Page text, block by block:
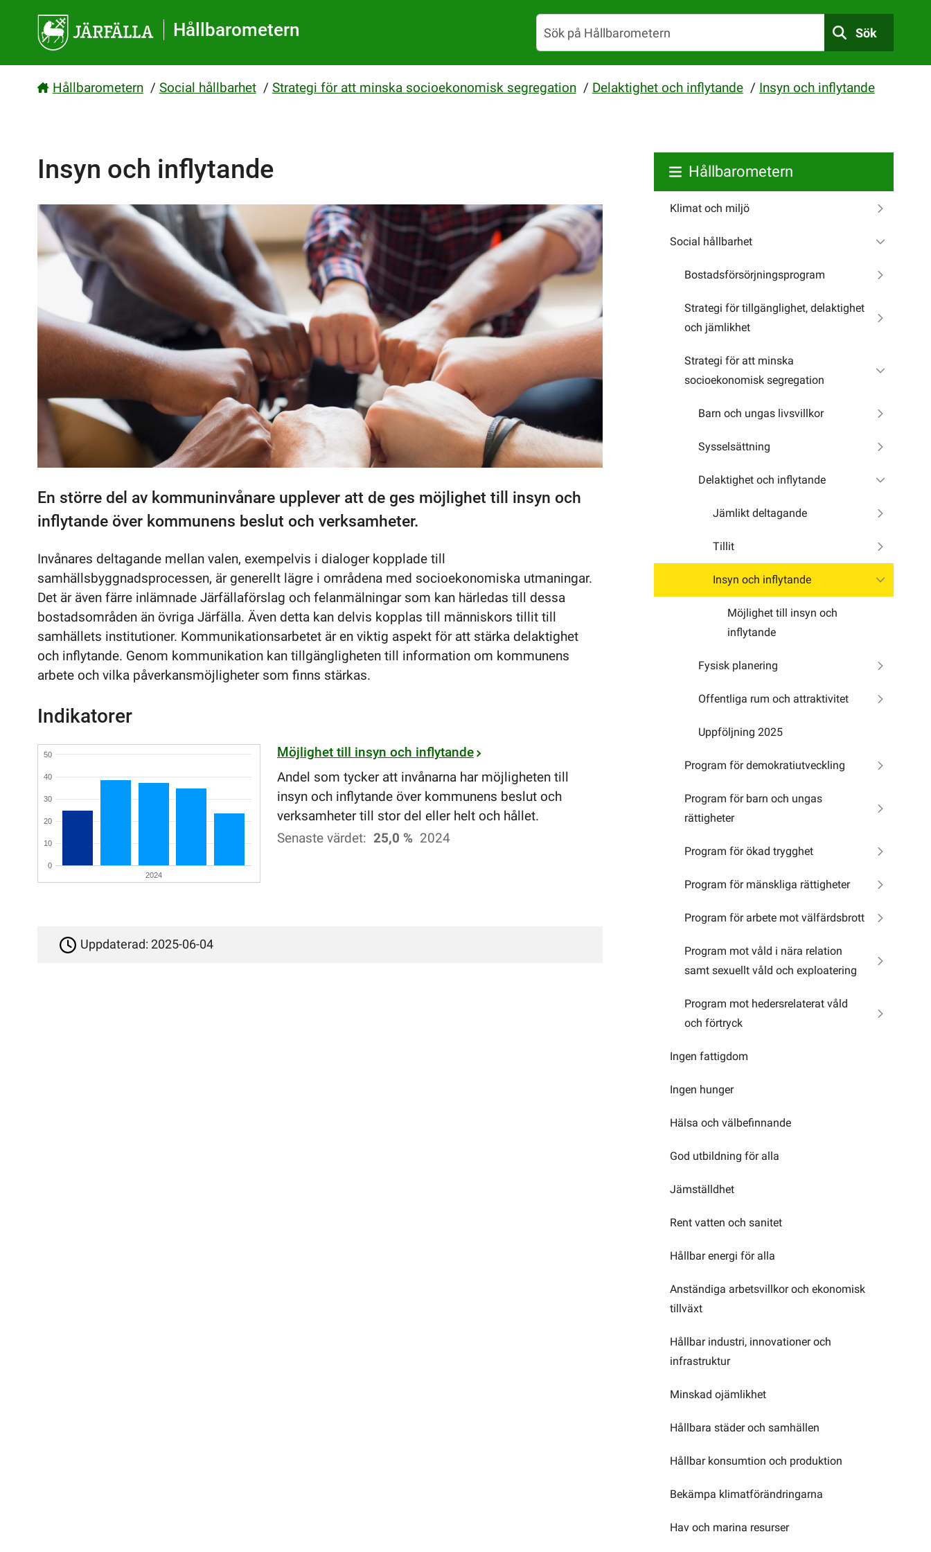
Hållbarometern Sök
Hållbarometern / Social hållbarhet / Strategi för att minska socioekonomisk segregation / Delaktighet och inflytande / Insyn och inflytande
Insyn och inflytande
En större del av kommuninvånare upplever att de ges möjlighet till insyn och
inflytande över kommunens beslut och verksamheter.
Invånares deltagande mellan valen, exempelvis i dialoger kopplade till
samhällsbyggnadsprocessen, är generellt lägre i områdena med socioekonomiska utmaningar.
Det är även färre inlämnade Järfällaförslag och felanmälningar som kan härledas till dessa
bostadsområden än övriga Järfälla. Även detta kan delvis kopplas till människors tillit till
samhällets institutioner. Kommunikationsarbetet är en viktig aspekt för att stärka delaktighet
och inflytande. Genom kommunikation kan tillgängligheten till information om kommunens
arbete och vilka påverkansmöjligheter som finns stärkas.
Indikatorer
2024
0
10
20
30
40
50
Möjlighet till insyn och inflytande
Andel som tycker att invånarna har möjligheten till
insyn och inflytande över kommunens beslut och
verksamheter till stor del eller helt och hållet.
Senaste värdet: 25,0 % 2024
Uppdaterad:2025-06-04
Hållbarometern
Klimat och miljö
Social hållbarhet
Bostadsförsörjningsprogram
Strategi för tillgänglighet, delaktighet
och jämlikhet
Strategi för att minska
socioekonomisk segregation
Barn och ungas livsvillkor
Sysselsättning
Delaktighet och inflytande
Jämlikt deltagande
Tillit
Insyn och inflytande
Möjlighet till insyn och
inflytande
Fysisk planering
Offentliga rum och attraktivitet
Uppföljning 2025
Program för demokratiutveckling
Program för barn och ungas
rättigheter
Program för ökad trygghet
Program för mänskliga rättigheter
Program för arbete mot välfärdsbrott
Program mot våld i nära relation
samt sexuellt våld och exploatering
Program mot hedersrelaterat våld
och förtryck
Ingen fattigdom
Ingen hunger
Hälsa och välbefinnande
God utbildning för alla
Jämställdhet
Rent vatten och sanitet
Hållbar energi för alla
Anständiga arbetsvillkor och ekonomisk
tillväxt
Hållbar industri, innovationer och
infrastruktur
Minskad ojämlikhet
Hållbara städer och samhällen
Hållbar konsumtion och produktion
Bekämpa klimatförändringarna
Hav och marina resurser